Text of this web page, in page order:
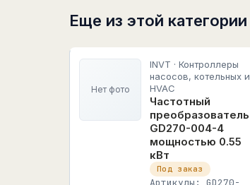
Еще из этой категории
Нет фото
INVT · Контроллеры
насосов, котельных и
HVAC
Частотный
преобразователь
GD270-004-4
мощностью 0.55
кВт
Под заказ
Артикулы: GD270-